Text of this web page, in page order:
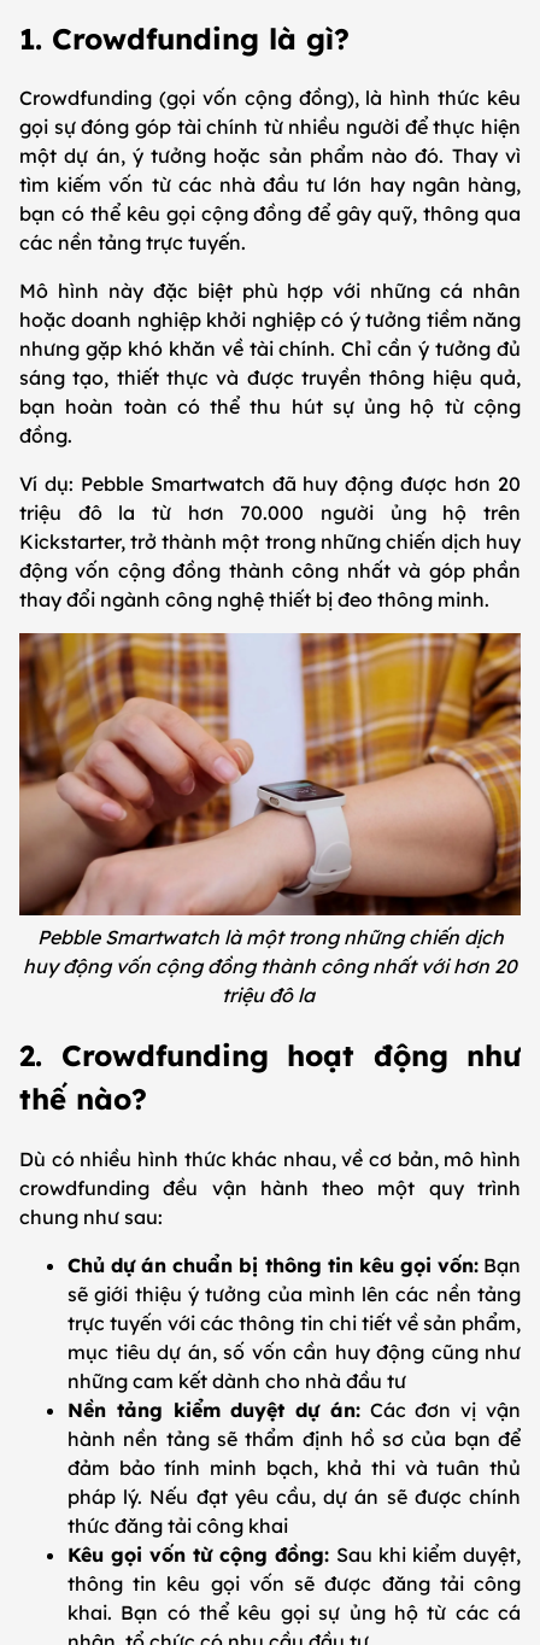
1. Crowdfunding là gì?
Crowdfunding (gọi vốn cộng đồng), là hình thức kêu
gọi sự đóng góp tài chính từ nhiều người để thực hiện
một dự án, ý tưởng hoặc sản phẩm nào đó. Thay vì
tìm kiếm vốn từ các nhà đầu tư lớn hay ngân hàng,
bạn có thể kêu gọi cộng đồng để gây quỹ, thông qua
các nền tảng trực tuyến.
Mô hình này đặc biệt phù hợp với những cá nhân
hoặc doanh nghiệp khởi nghiệp có ý tưởng tiềm năng
nhưng gặp khó khăn về tài chính. Chỉ cần ý tưởng đủ
sáng tạo, thiết thực và được truyền thông hiệu quả,
bạn hoàn toàn có thể thu hút sự ủng hộ từ cộng
đồng.
Ví dụ: Pebble Smartwatch đã huy động được hơn 20
triệu đô la từ hơn 70.000 người ủng hộ trên
Kickstarter, trở thành một trong những chiến dịch huy
động vốn cộng đồng thành công nhất và góp phần
thay đổi ngành công nghệ thiết bị đeo thông minh.
Pebble Smartwatch là một trong những chiến dịch
huy động vốn cộng đồng thành công nhất với hơn 20
triệu đô la
2. Crowdfunding hoạt động như
thế nào?
Dù có nhiều hình thức khác nhau, về cơ bản, mô hình
crowdfunding đều vận hành theo một quy trình
chung như sau:
Chủ dự án chuẩn bị thông tin kêu gọi vốn:Bạn
sẽ giới thiệu ý tưởng của mình lên các nền tảng
trực tuyến với các thông tin chi tiết về sản phẩm,
mục tiêu dự án, số vốn cần huy động cũng như
những cam kết dành cho nhà đầu tư
Nền tảng kiểm duyệt dự án:Các đơn vị vận
hành nền tảng sẽ thẩm định hồ sơ của bạn để
đảm bảo tính minh bạch, khả thi và tuân thủ
pháp lý. Nếu đạt yêu cầu, dự án sẽ được chính
thức đăng tải công khai
Kêu gọi vốn từ cộng đồng: Sau khi kiểm duyệt,
thông tin kêu gọi vốn sẽ được đăng tải công
khai. Bạn có thể kêu gọi sự ủng hộ từ các cá